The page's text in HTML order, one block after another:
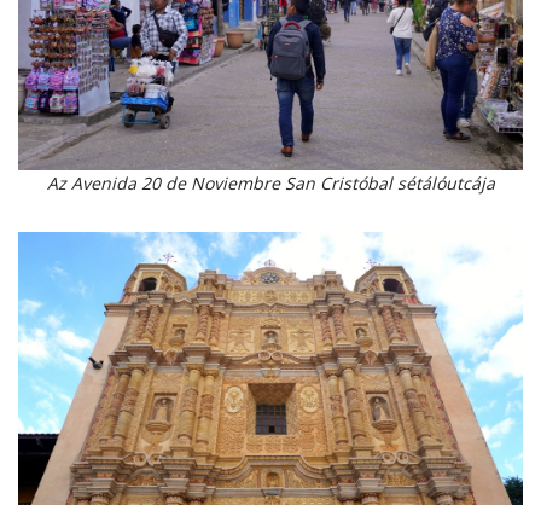
Az Avenida 20 de Noviembre San Cristóbal sétálóutcája